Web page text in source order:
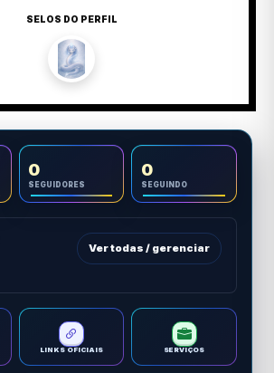
SELOS DO PERFIL
0
SEGUIDORES
0
SEGUINDO
Ver todas / gerenciar
LINKS OFICIAIS SERVIÇOS